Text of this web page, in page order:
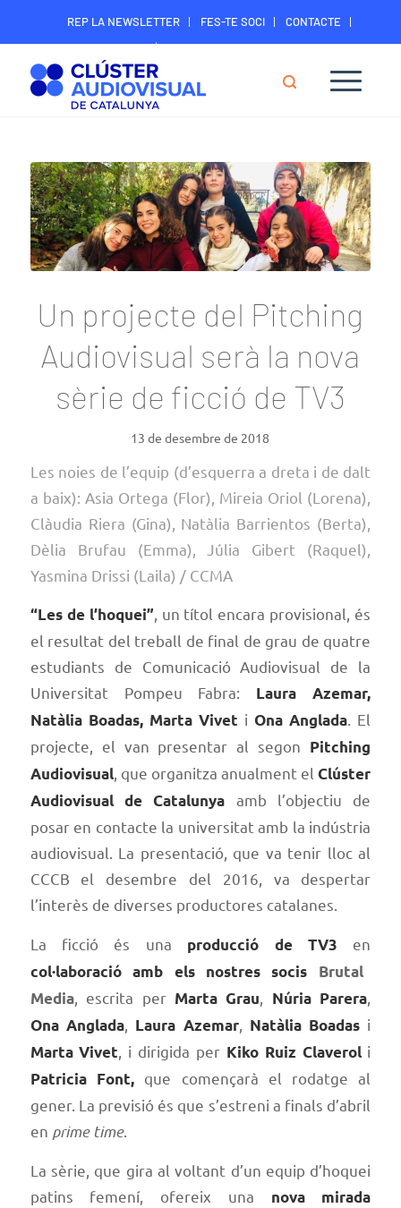
REP LA NEWSLETTER FES-TE SOCI
CONTACTE
ÀREA DIGITAL SOCIS
Un projecte del Pitching
Audiovisual serà la nova
sèrie de ficció de TV3
13 de desembre de 2018
Les noies de l’equip (d’esquerra a dreta i de dalt
a baix): Asia Ortega (Flor), Mireia Oriol (Lorena),
Clàudia Riera (Gina), Natàlia Barrientos (Berta),
Dèlia Brufau (Emma), Júlia Gibert (Raquel),
Yasmina Drissi (Laila) / CCMA
“Les de l’hoquei” , un títol encara provisional, és
el resultat del treball de final de grau de quatre
estudiants de Comunicació Audiovisual de la
Universitat Pompeu Fabra: Laura Azemar,
Natàlia Boadas, Marta Vivet i Ona Anglada . El
projecte, el van presentar al segon Pitching
Audiovisual, que organitza anualment elClúster
Audiovisual de Catalunya amb l’objectiu de
posar en contacte la universitat amb la indústria
audiovisual. La presentació, que va tenir lloc al
CCCB el desembre del 2016, va despertar
l’interès de diverses productores catalanes.
La ficció és una producció de TV3 en
col·laboració amb els nostres socis Brutal
Media, escrita per Marta Grau Núria Parera
Ona Anglada, Laura Azemar, Natàlia Boadas i
Marta Vivet , i dirigida per Kiko Ruiz Claveroli
Patricia Font, que començarà el rodatge al
gener. La previsió és que s’estreni a finals d’abril
en prime time.
La sèrie, que gira al voltant d’un equip d’hoquei
patins femení, ofereix una nova mirada